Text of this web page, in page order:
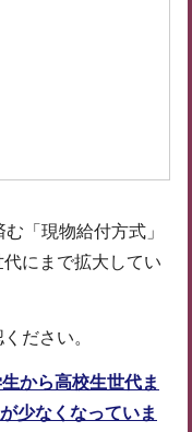
「現物給付方式」
にまで拡大してい
ださい。
から高校生世代ま
少なくなっていま